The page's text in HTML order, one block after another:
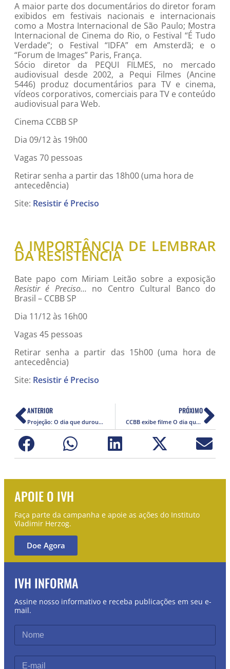
A maior parte dos documentários do diretor foram
exibidos em festivais nacionais e internacionais
como a Mostra Internacional de São Paulo; Mostra
Internacional de Cinema do Rio, o Festival “É Tudo
Verdade”; o Festival “IDFA” em Amsterdã; e o
“Forum de Images” Paris, França.
Sócio diretor da PEQUI FILMES, no mercado
audiovisual desde 2002, a Pequi Filmes (Ancine
5446) produz documentários para TV e cinema,
vídeos corporativos, comerciais para TV e conteúdo
audiovisual para Web.
Cinema CCBB SP
Dia 09/12 às 19h00
Vagas 70 pessoas
Retirar senha a partir das 18h00 (uma hora de
antecedência)
Site: Resistir é Preciso
A IMPORTÂNCIA DE LEMBRAR
DA RESISTÊNCIA
Bate papo com Miriam Leitão sobre a exposição
Resistir é Preciso… no Centro Cultural Banco do
Brasil – CCBB SP
Dia 11/12 às 16h00
Vagas 45 pessoas
Retirar senha a partir das 15h00 (uma hora de
antecedência)
Site: Resistir é Preciso
ANTERIOR
Projeção: O dia que durou 21 anos (2012)
PRÓXIMO
CCBB exibe filme O dia que durou 21 anos e recebe Miriam Leitão para debate em eventos que discutem a história recente do País (2013)
APOIE O IVH
Faça parte da campanha e apoie as ações do Instituto
Vladimir Herzog.
Doe Agora
IVH INFORMA
Assine nosso informativo e receba publicações em seu e-
mail.